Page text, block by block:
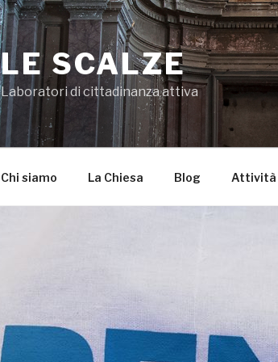
LE SCALZE
Laboratori di cittadinanza attiva
Chi siamo La Chiesa Blog Attività